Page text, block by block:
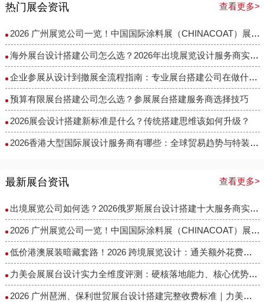
热门展会资讯 查看更多>
2026 广州展览公司一览！中国国际涂料展（CHINACOAT）展台设计搭建服务商推荐
海外展台设计搭建公司怎么选？2026年出境展览设计服务商实力全解析
企业参展从设计到撤展全流程指南：专业展台搭建公司在做什么？
预算有限展台搭建公司怎么选？参展展台搭建服务商选择技巧
2026展会设计搭建新标准是什么？传统搭建思维该如何升级？
2026香港大型国际展设计服务商有哪些：全球贸易趋势与特装企业访谈
最新展台资讯 查看更多>
出境展览公司如何选？2026俄罗斯展台设计搭建十大服务商实力盘点
2026 广州展览公司一览！中国国际涂料展（CHINACOAT）展台设计搭建服务商推荐
低价港澳展装暗藏套路！2026 跨境展览设计：通关额外花费避雷指南
力美会展展台设计实力全维度评测：硬核落地能力、核心优势与适配场景解析
2026 广州琶洲、保利世贸展台设计搭建完整收费标准｜力美会展分级包干报价，全程无隐形增项